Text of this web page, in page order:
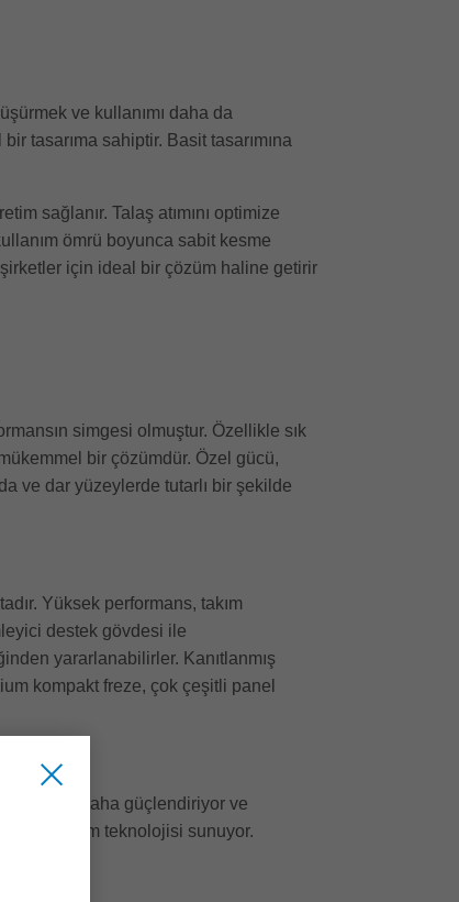
ve kullanımı daha da
tasarıma sahiptir. Basit tasarımına
sağlanır. Talaş atımını optimize
ömrü boyunca sabit kesme
için ideal bir çözüm haline getirir
simgesi olmuştur. Özellikle sık
bir çözümdür. Özel gücü,
ve dar yüzeylerde tutarlı bir şekilde
Yüksek performans, takım
destek gövdesi ile
yararlanabilirler. Kanıtlanmış
kompakt freze, çok çeşitli panel
bir kez daha güçlendiriyor ve
için takım teknolojisi sunuyor.